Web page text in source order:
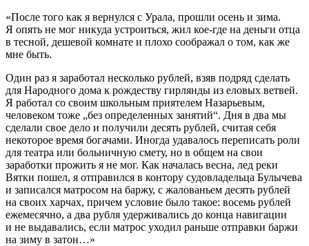
«После того как я вернулся с Урала, прошли осень и зима.
Я опять не мог никуда устроиться, жил кое-где на деньги отца
в тесной, дешевой комнате и плохо соображал о том, как же
мне быть.
Один раз я заработал несколько рублей, взяв подряд сделать
для Народного дома к рождеству гирлянды из еловых ветвей.
Я работал со своим школьным приятелем Назарьевым,
человеком тоже „без определенных занятий“. Дня в два мы
сделали свое дело и получили десять рублей, считая себя
некоторое время богачами. Иногда удавалось переписать роли
для театра или больничную смету, но в общем на свои
заработки прожить я не мог. Как началась весна, лед реки
Вятки пошел, я отправился в контору судовладельца Булычева
и записался матросом на баржу, с жалованьем десять рублей
на своих харчах, причем условие было такое: восемь рублей
ежемесячно, а два рубля удерживались до конца навигации
и не выдавались, если матрос уходил раньше отправки баржи
на зиму в затон…»